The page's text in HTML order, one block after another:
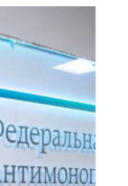
от ФАС
ли это
и иные
584-р